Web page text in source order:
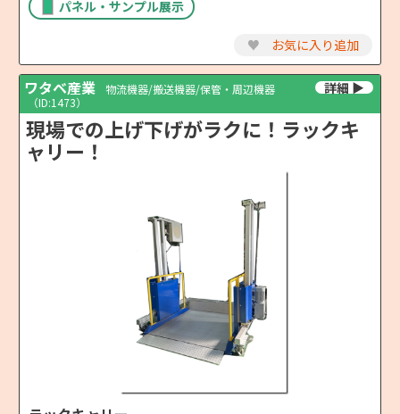
パネル・サンプル展示
♥ お気に入り追加
ワタベ産業
物流機器/搬送機器/保管・周辺機器
（ID:1473）
現場での上げ下げがラクに！ラックキ
ャリー！